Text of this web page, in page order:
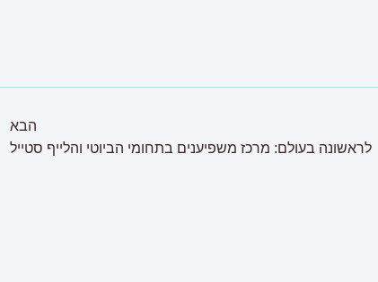
הבא
לראשונה בעולם: מרכז משפיענים בתחומי הביוטי והלייף סטייל